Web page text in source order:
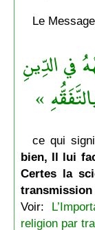
في الدِّينِ
»
ce qui
bien, Il lui
Certes la
transmission
Voir:
religion par